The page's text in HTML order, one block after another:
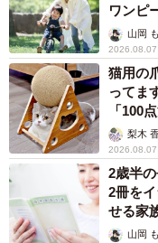
ワンピ
へんが…
山岡
2026.08.07
猫用の
ってま
「100
梨木
2026.08.07
2歳半
2冊を
せる家
山岡